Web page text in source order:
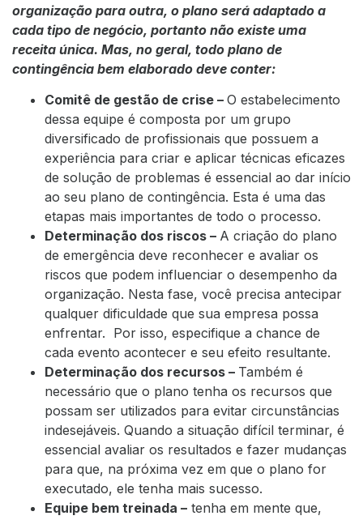
organização para outra, o plano será adaptado a
cada tipo de negócio, portanto não existe uma
receita única. Mas, no geral, todo plano de
contingência bem elaborado deve conter:
Comitê de gestão de crise – O estabelecimento
dessa equipe é composta por um grupo
diversificado de profissionais que possuem a
experiência para criar e aplicar técnicas eficazes
de solução de problemas é essencial ao dar início
ao seu plano de contingência. Esta é uma das
etapas mais importantes de todo o processo.
Determinação dos riscos – A criação do plano
de emergência deve reconhecer e avaliar os
riscos que podem influenciar o desempenho da
organização. Nesta fase, você precisa antecipar
qualquer dificuldade que sua empresa possa
enfrentar. Por isso, especifique a chance de
cada evento acontecer e seu efeito resultante.
Determinação dos recursos – Também é
necessário que o plano tenha os recursos que
possam ser utilizados para evitar circunstâncias
indesejáveis. Quando a situação difícil terminar, é
essencial avaliar os resultados e fazer mudanças
para que, na próxima vez em que o plano for
executado, ele tenha mais sucesso.
Equipe bem treinada – tenha em mente que,